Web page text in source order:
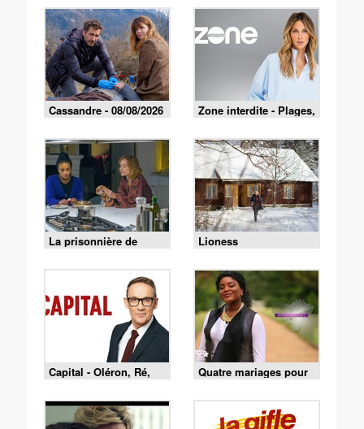
Cassandre - 08/08/2026 Zone interdite - Plages,
fêtes et traditions : un
été au cœur du Pays
basque
La prisonnière de
Bordeaux
Lioness
Capital - Oléron, Ré,
Belle-Île : le match des
îles est lancé !
Quatre mariages pour
une lune de miel - 4
mariages pour 1 lune
de miel du 3 août 2026
- Merveille et François